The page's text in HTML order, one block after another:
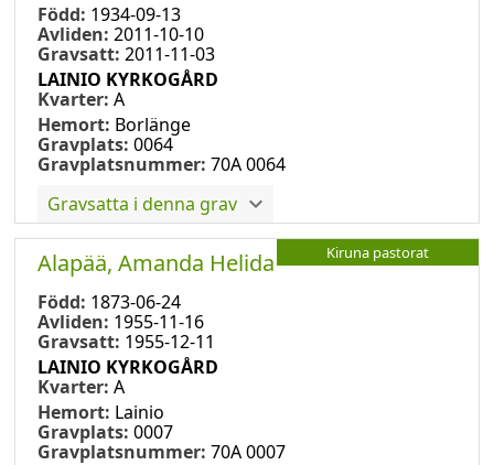
Född: 1934-09-13
Avliden: 2011-10-10
Gravsatt: 2011-11-03
LAINIO KYRKOGÅRD
Kvarter: A
Hemort: Borlänge
Gravplats: 0064
Gravplatsnummer: 70A 0064
Gravsatta i denna grav
Kiruna pastorat
Alapää, Amanda Helida
Född: 1873-06-24
Avliden: 1955-11-16
Gravsatt: 1955-12-11
LAINIO KYRKOGÅRD
Kvarter: A
Hemort: Lainio
Gravplats: 0007
Gravplatsnummer: 70A 0007